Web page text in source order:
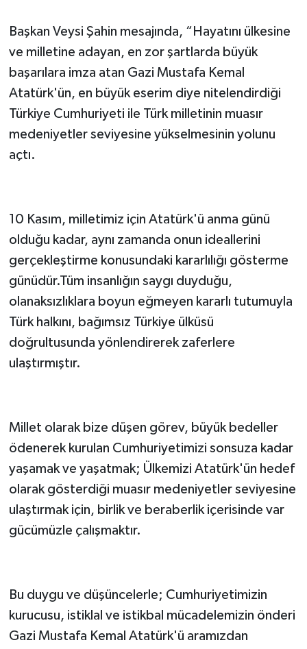
Başkan Veysi Şahin mesajında, “Hayatını ülkesine
ve milletine adayan, en zor şartlarda büyük
başarılara imza atan Gazi Mustafa Kemal
Atatürk'ün, en büyük eserim diye nitelendirdiği
Türkiye Cumhuriyeti ile Türk milletinin muasır
medeniyetler seviyesine yükselmesinin yolunu
açtı.
10 Kasım, milletimiz için Atatürk'ü anma günü
olduğu kadar, aynı zamanda onun ideallerini
gerçekleştirme konusundaki kararlılığı gösterme
günüdür.Tüm insanlığın saygı duyduğu,
olanaksızlıklara boyun eğmeyen kararlı tutumuyla
Türk halkını, bağımsız Türkiye ülküsü
doğrultusunda yönlendirerek zaferlere
ulaştırmıştır.
Millet olarak bize düşen görev, büyük bedeller
ödenerek kurulan Cumhuriyetimizi sonsuza kadar
yaşamak ve yaşatmak; Ülkemizi Atatürk'ün hedef
olarak gösterdiği muasır medeniyetler seviyesine
ulaştırmak için, birlik ve beraberlik içerisinde var
gücümüzle çalışmaktır.
Bu duygu ve düşüncelerle; Cumhuriyetimizin
kurucusu, istiklal ve istikbal mücadelemizin önderi
Gazi Mustafa Kemal Atatürk'ü aramızdan